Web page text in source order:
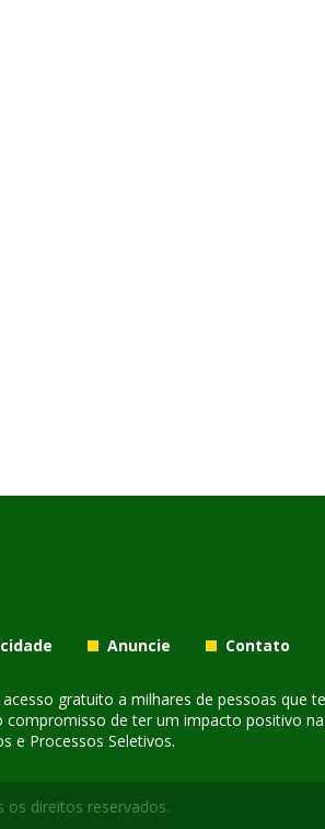
Anuncie Contato
gratuito a milhares de pessoas
de ter um impacto positivo
e Processos Seletivos.
os direitos reservados.